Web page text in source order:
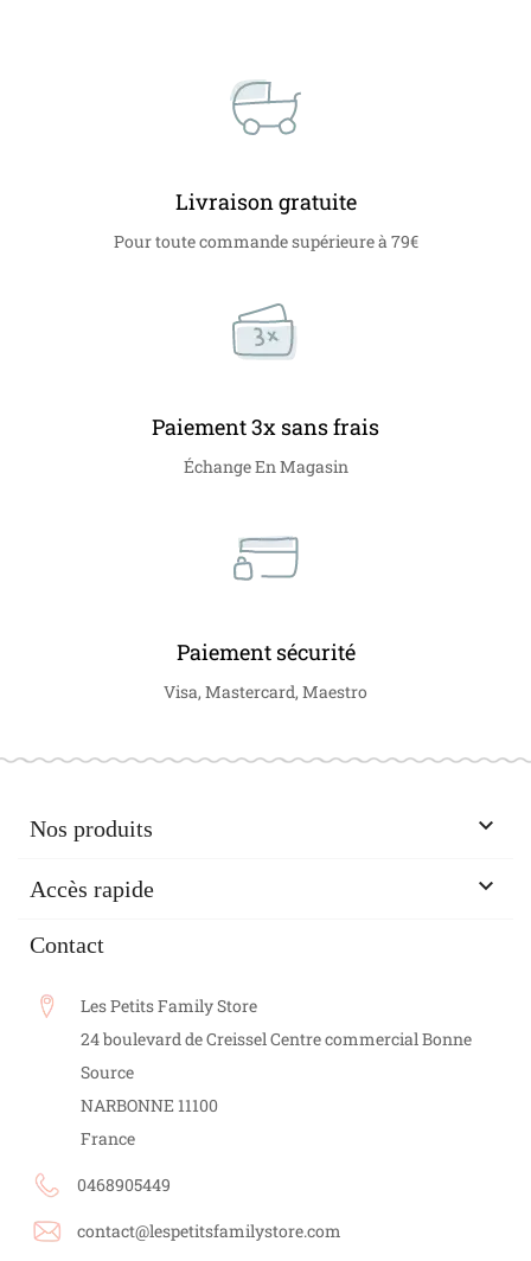
Livraison gratuite
Pour toute commande supérieure à 79€
Paiement 3x sans frais
Échange En Magasin
Paiement sécurité
Visa, Mastercard, Maestro
Nos produits 
Accès rapide 
Contact
Les Petits Family Store
24 boulevard de Creissel Centre commercial Bonne
Source
NARBONNE 11100
France
0468905449
contact@lespetitsfamilystore.com